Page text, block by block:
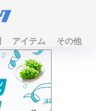
アイテム その他